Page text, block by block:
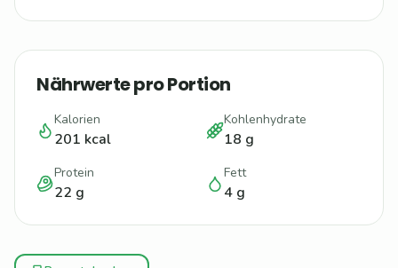
Nährwerte pro Portion
Kalorien
201 kcal
Kohlenhydrate
18 g
Protein
22 g
Fett
4 g